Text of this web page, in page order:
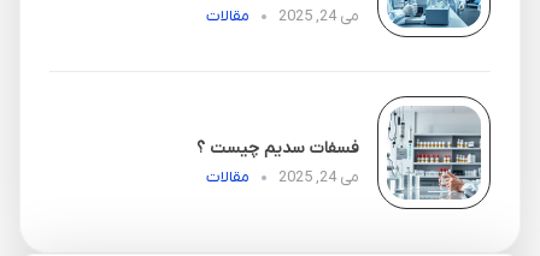
می 24, 2025 مقالات
فسفات سدیم چیست ؟
می 24, 2025 مقالات